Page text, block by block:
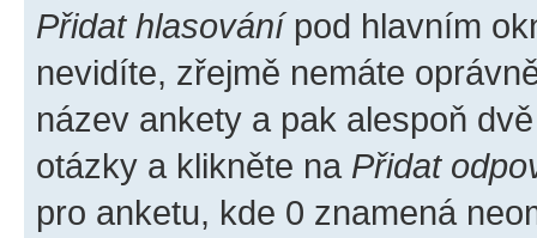
Přidat hlasovánípod hlavním
nevidíte, zřejmě nemáte
název ankety a pak alespoň
otázky a klikněte na Přidat
pro anketu, kde 0 znamená